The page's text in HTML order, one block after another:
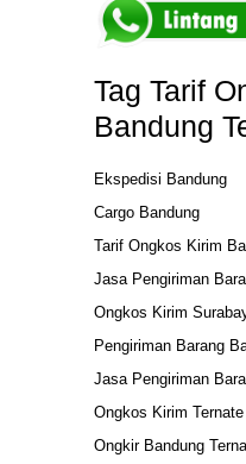
Tag Tarif
Bandung
Ekspedisi Bandung
Cargo Bandung
Tarif Ongkos Kirim
Jasa Pengiriman
Ongkos Kirim
Pengiriman Barang
Jasa Pengiriman
Ongkos Kirim Ternate
Ongkir Bandung